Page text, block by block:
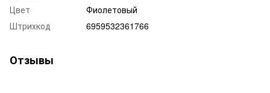
Цвет
Фиолетовый
Штрихкод
6959532361766
Отзывы